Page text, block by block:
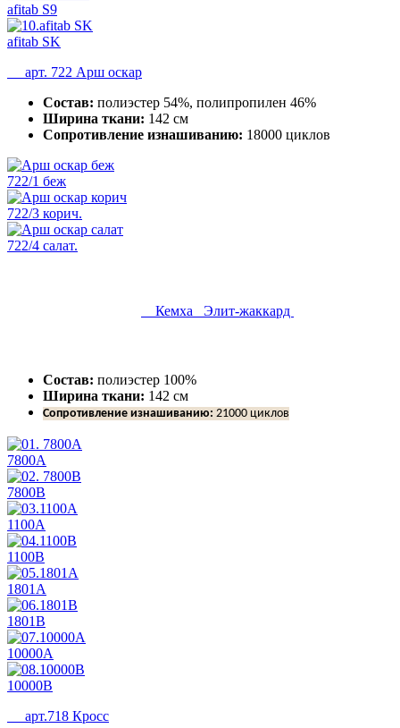
afitab S9
afitab SK
арт. 722 Арш оскар
Состав: полиэстер 54%, полипропилен 46%
Ширина ткани: 142 см
Сопротивление изнашиванию: 18000 циклов
722/1 беж
722/3 корич.
722/4 салат.
Кемха Элит-жаккард
Состав: полиэстер 100%
Ширина ткани: 142 см
Сопротивление изнашиванию: 21000 циклов
7800A
7800B
1100A
1100B
1801A
1801B
10000A
10000B
арт.718 Кросс